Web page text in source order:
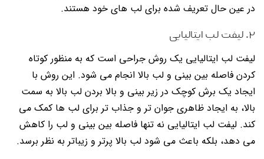
در عین حال تعریف شده برای لب های خود هستند.
۲. لیفت لب ایتالیایی
لیفت لب ایتالیایی یک روش جراحی است که به منظور کوتاه
کردن فاصله بین بینی و لب بالا انجام می شود. این روش با
ایجاد یک برش کوچک در زیر بینی و بالا بردن لب بالا به سمت
بالا، به ایجاد ظاهری جوان تر و جذاب تر برای لب ها کمک می
کند. لیفت لب ایتالیایی نه تنها فاصله بین بینی و لب را کاهش
می دهد، بلکه باعث می شود لب بالا پرتر و زیباتر به نظر برسد.